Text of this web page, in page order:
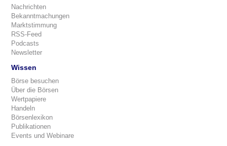
Nachrichten
Bekanntmachungen
Marktstimmung
RSS-Feed
Podcasts
Newsletter
Wissen
Börse besuchen
Über die Börsen
Wertpapiere
Handeln
Börsenlexikon
Publikationen
Events und Webinare